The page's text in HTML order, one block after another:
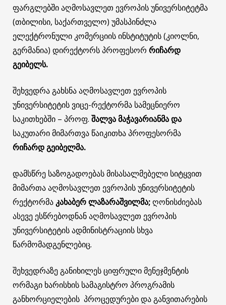
ფარგლებში აღმოსავლეთ ევროპის უნივერსიტეტმა
(თბილისი, საქართველო) უმასპინძლა
ელექტრონული კომერციის ინსტიტუტის (კიოლნი,
გერმანია) დირექტორს პროფესორ რიჩარდ
გეიბელს.
შეხვედრა გახსნა აღმოსავლეთ ევროპის
უნივერსიტეტის ვიცე-რექტორმა სამეცნიერო
საკითხებში – პროფ. შალვამაჭავარიანმადა
საკუთარი მიმართვა წაიკითხა პროფესორმა
რიჩარდგეიბელმა.
დამსწრე საზოგადოებას მისასალმებელი სიტყვით
მიმართა აღმოსავლეთ ევროპის უნივერსიტეტის
რექტორმაკახაბერლაზარაშვილმა;ღონისძიებას
ასევე ესწრებოდნან აღმოსავლეთ ევროპის
უნივერსიტეტის ადმინისტრაციის სხვა
წარმომადგენლებიც.
შეხვედრაზე განიხილეს ციფრული მენეჯმენტის
ორმაგი ხარისხის სამაგისტრო პროგრამის
განხორციელების პროცედურები და განვითარების